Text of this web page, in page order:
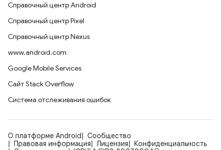
Справочный центр Android
Справочный центр Pixel
Справочный центр Nexus
www.android.com
Google Mobile Services
Сайт Stack Overflow
Система отслеживания ошибок
О платформе Android
Сообщество
Правовая информация
Лицензия
Конфиденциальность